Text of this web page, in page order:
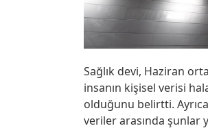
Sağlık devi, Haziran
insanın kişisel verisi
olduğunu belirtti.
veriler arasında şunlar